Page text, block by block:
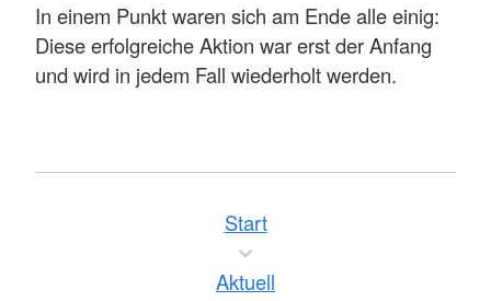
In einem Punkt waren sich am Ende alle einig:
Diese erfolgreiche Aktion war erst der Anfang
und wird in jedem Fall wiederholt werden.
Start
Aktuell